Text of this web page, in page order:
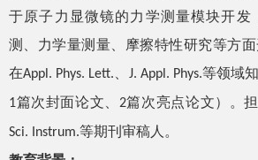
于原子力显微镜的力学测量模块开发
测、力学量测量、摩擦特性研究等方
在Appl. Phys. Lett. J. Appl. Phys.等领域
1篇次封面论文、 2篇次亮点论文）。
Sci. Instrum.等期刊审稿人。